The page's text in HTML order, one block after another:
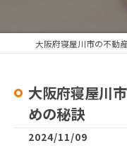
大阪府寝屋川
めの秘訣
2024/11/09